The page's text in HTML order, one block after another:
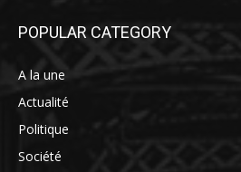
POPULAR CATEGORY
A la une
Actualité
Politique
Société